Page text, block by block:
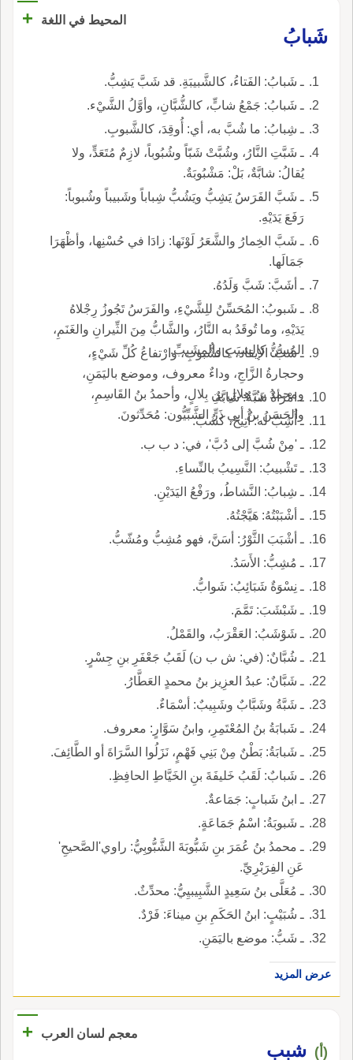
المحيط في اللغة
+
شَبابُ
ـ شَبابُ: الفَتاءُ، كالشَّبيبَةِ. قد شَبَّ يَشِبُّ.
ـ شَبابُ: جَمْعُ شابٍّ، كالشُّبَّانِ، وأوَّلُ الشَّيْء.
ـ شِبابُ: ما شُبَّ به، أي: أُوقِدَ، كالشَّبوبِ.
ـ شَبَّتِ النَّارُ، وشُبَّتْ شَبّاً وشُبُوباً، لازِمٌ مُتَعَدٍّ، ولا
يُقالُ: شابَّةٌ، بَلْ: مَشْبُوبَةٌ.
ـ شَبَّ الفَرَسُ يَشِبُّ ويَشُبُّ شِباباً وشَبيباً وشُبوباً:
رَفَعَ يَدَيْهِ.
ـ شَبَّ الخِمارُ والشَّعَرُ لَوْنَها: زادَا في حُسْنِها، وأظْهَرَا
جَمَالَها.
ـ أشَبَّ: شَبَّ وَلَدُهُ.
ـ شَبوبُ: المُحَسِّنُ للِشَّيْءِ، والفَرَسُ تَجُوزُ رِجْلاهُ
يَدَيْهِ، وما تُوقَدُ به النَّارُ، والشَّابُّ مِنَ الثِّيرانِ والغَنَمِ،
المُسِنُّ كالشبَبِ والمِشَببِّ.
ـ شَبُّ: الإيقاد، كالشُّبوبِ، وارْتفاعُ كُلِّ شَيْءٍ،
وحجارةُ الزَّاجِ، وداءٌ معروف، وموضع باليَمَنِ،
ومحمدُ بنُ هِلالِ بنِ بِلالٍ، وأحمدُ بنُ القَاسِمِ،
والحَسَنُ بنُ أبي ذَرٍّ الشَّبِّيُّون: مُحَدِّثونَ.
ـ امْرَأةٌ شَبَّةٌ: شَابَّةٌ.
ـ أُشِبَّ له: أُتِيحَ، كشُبَّ.
ـ 'مِنْ شُبَّ إلى دُبَّ'، في: د ب ب.
ـ تَشْبيبُ: النَّسِيبُ بالنِّساءِ.
ـ شِبابُ: النَّشاطُ، ورَفْعُ اليَدَيْنِ.
ـ أشْبَبْتُهُ: هَيَّجْتُهُ.
ـ أشْبَبَ الثَّوْرُ: أسَنَّ، فهو مُشِبُّ ومُشّبُّ.
ـ مُشِبُّ: الأَسَدُ.
ـ نِسْوَةٌ شَبَائِبُ: شَوابُّ.
ـ شَبْشَبَ: تَمَّمَ.
ـ شَوْشَبُ: العَقْرَبُ، والقَمْلُ.
ـ شُبَّانٌ: (في: ش ب ن) لَقَبُ جَعْفَرِ بنِ جِسْرٍ.
ـ شَبَّانٌ: عبدُ العزِيز بنُ محمدٍ العَطَّارُ.
ـ شَبَّةُ وشَبَّابٌ وشَبِيبٌ: أسْمَاءٌ.
ـ شَبابَةُ بنُ المُعْتَمِرِ، وابنُ سَوَّارٍ: معروف.
ـ شَبابَةُ: بَطْنٌ مِنْ بَنِي فَهْمٍ، نَزَلُوا السَّرَاةَ أو الطَّائِفَ.
ـ شَبابٌ: لَقَبُ خَليفَةَ بنِ الخَيَّاطِ الحافِظِ.
ـ ابنُ شَبابٍ: جَمَاعةٌ.
ـ شَبوبَةُ: اسْمُ جَمَاعَةٍ.
ـ محمدُ بنُ عُمَرَ بنِ شَبُّوبَةَ الشَّبُّوبِيُّ: راوي'الصَّحيحِ'
عَنِ الفِرَبْرِيِّ.
ـ مُعَلَّى بنُ سَعِيدٍ الشَّبِيبيِيُّ: محدِّثٌ.
ـ شُبَيْبٍ: ابنُ الحَكَمِ بنِ ميناءَ: فَرْدٌ.
ـ شَبُّ: موضع باليَمَنِ.
عرض المزيد
معجم لسان العرب +
(أ) شبب